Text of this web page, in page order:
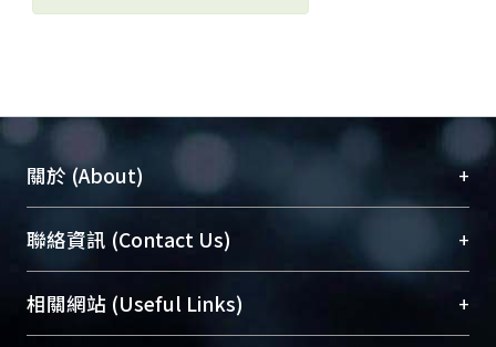
關於 (About) +
臺大位居世界頂尖大學之列，為永久珍藏及向國際
展現本校豐碩的研究成果及學術能量，圖書館整合
機構典藏（NTUR）與學術庫（AH）不同功能平
台，成為臺大學術典藏NTU scholars。期能整合研
聯絡資訊 (Contact Us) +
總館學科館員(Main Library)
醫學圖書館學科館員(Medical Library)
相關網站 (Useful Links) +